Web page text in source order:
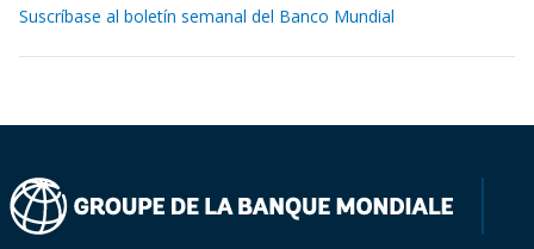
Suscríbase al boletín semanal del Banco Mundial